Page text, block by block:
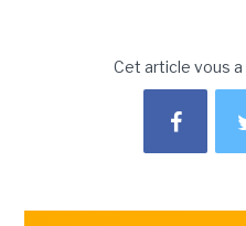
Cet article vous a